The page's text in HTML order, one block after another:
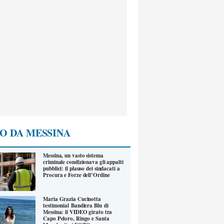
DA MESSINA
Messina, un vasto sistema
criminale condizionava gli appalti
pubblici: il plauso dei sindacati a
Procura e Forze dell’Ordine
Maria Grazia Cucinotta
testimonial Bandiera Blu di
Messina: il VIDEO girato tra
Capo Peloro, Ringo e Santa